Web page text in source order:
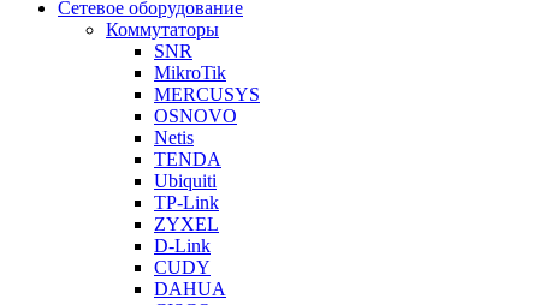
Сетевое оборудование
Коммутаторы
SNR
MikroTik
MERCUSYS
OSNOVO
Netis
TENDA
Ubiquiti
TP-Link
ZYXEL
D-Link
CUDY
DAHUA